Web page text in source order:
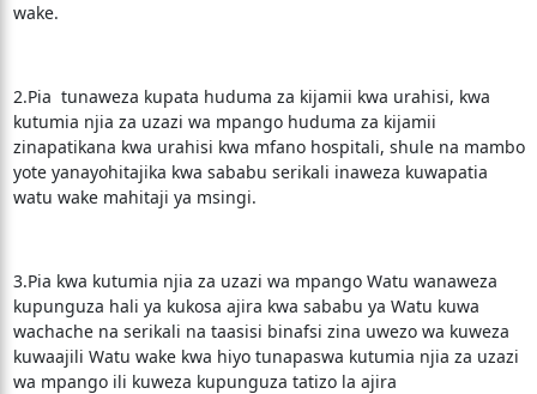
wake.
2.Pia tunaweza kupata huduma za kijamii kwa urahisi, kwa
kutumia njia za uzazi wa mpango huduma za kijamii
zinapatikana kwa urahisi kwa mfano hospitali, shule na mambo
yote yanayohitajika kwa sababu serikali inaweza kuwapatia
watu wake mahitaji ya msingi.
3.Pia kwa kutumia njia za uzazi wa mpango Watu wanaweza
kupunguza hali ya kukosa ajira kwa sababu ya Watu kuwa
wachache na serikali na taasisi binafsi zina uwezo wa kuweza
kuwaajili Watu wake kwa hiyo tunapaswa kutumia njia za uzazi
wa mpango ili kuweza kupunguza tatizo la ajira